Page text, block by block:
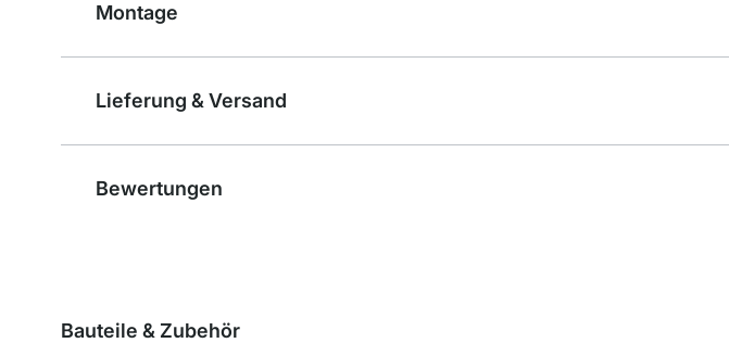
Montage
Lieferung & Versand
Bewertungen
Bauteile & Zubehör